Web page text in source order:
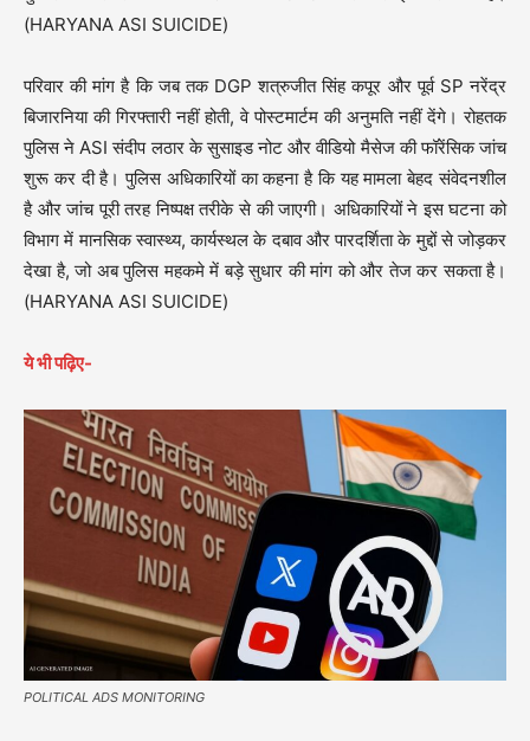
(HARYANA ASI SUICIDE)
परिवार की मांग है कि जब तक DGP शत्रुजीत सिंह कपूर और पूर्व SP नरेंद्र
बिजारनिया की गिरफ्तारी नहीं होती, वे पोस्टमार्टम की अनुमति नहीं देंगे। रोहतक
पुलिस ने ASI संदीप लठार के सुसाइड नोट और वीडियो मैसेज की फॉरेंसिक जांच
शुरू कर दी है। पुलिस अधिकारियों का कहना है कि यह मामला बेहद संवेदनशील
है और जांच पूरी तरह निष्पक्ष तरीके से की जाएगी। अधिकारियों ने इस घटना को
विभाग में मानसिक स्वास्थ्य, कार्यस्थल के दबाव और पारदर्शिता के मुद्दों से जोड़कर
देखा है, जो अब पुलिस महकमे में बड़े सुधार की मांग को और तेज कर सकता है।
(HARYANA ASI SUICIDE)
ये भी पढ़िए-
POLITICAL ADS MONITORING